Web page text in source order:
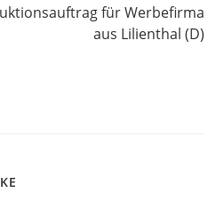
für Werbefirma
aus Lilienthal (D)